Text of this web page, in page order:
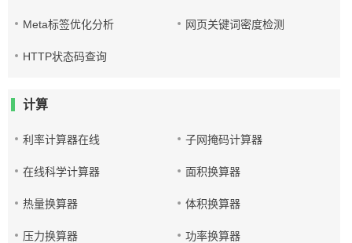
Meta标签优化分析 网页关键词密度检测
HTTP状态码查询
计算
利率计算器在线 子网掩码计算器
在线科学计算器 面积换算器
热量换算器 体积换算器
压力换算器 功率换算器